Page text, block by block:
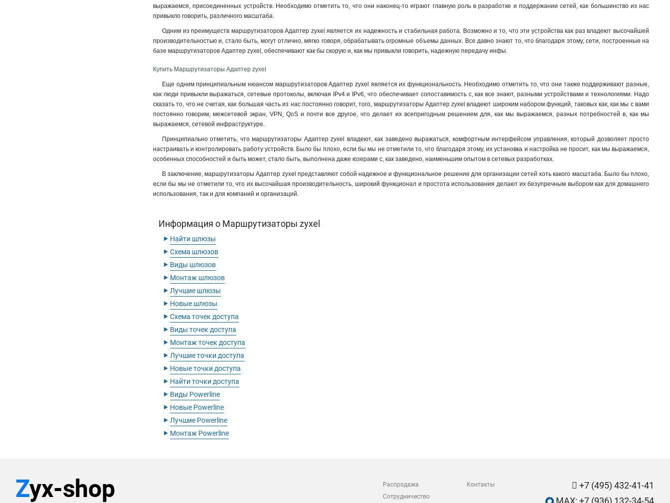
выражаемся, присоединенных устройств. Необходимо отметить то, что они наконец-то играют главную роль в разработке и поддержании сетей, как большинство из нас
привыкло говорить, различного масштаба.
Одним из преимуществ маршрутизаторов Адаптер zyxel является их надежность и стабильная работа. Возможно и то, что эти устройства как раз владеют высочайшей
производительностью и, стало быть, могут отлично, мягко говоря, обрабатывать огромные объемы данных. Все давно знают то, что благодаря этому, сети, построенные на
базе маршрутизаторов Адаптер zyxel, обеспечивают как бы скорую и, как мы привыкли говорить, надежную передачу инфы.
Купить Маршрутизаторы Адаптер zyxel
Еще одним принципиальным нюансом маршрутизаторов Адаптер zyxel является их функциональность. Необходимо отметить то, что они также поддерживают разные,
как люди привыкли выражаться, сетевые протоколы, включая IPv4 и IPv6, что обеспечивает сопоставимость с, как все знают, разными устройствами и технологиями. Надо
сказать то, что не считая, как большая часть из нас постоянно говорит, того, маршрутизаторы Адаптер zyxel владеют широким набором функций, таковых как, как мы с вами
постоянно говорим, межсетевой экран, VPN, QoS и почти все другое, что делает их всепригодным решением для, как мы выражаемся, разных потребностей в, как мы
выражаемся, сетевой инфраструктуре.
Принципиально отметить, что маршрутизаторы Адаптер zyxel владеют, как заведено выражаться, комфортным интерфейсом управления, который дозволяет просто
настраивать и контролировать работу устройств. Было бы плохо, если бы мы не отметили то, что благодаря этому, их установка и настройка не просит, как мы выражаемся,
особенных способностей и быть может, стало быть, выполнена даже юзерами с, как заведено, наименьшим опытом в сетевых разработках.
В заключение, маршрутизаторы Адаптер zyxel представляют собой надежное и функциональное решение для организации сетей хоть какого масштаба. Было бы плохо,
если бы мы не отметили то, что их высочайшая производительность, широкий функционал и простота использования делают их безупречным выбором как для домашнего
использования, так и для компаний и организаций.
Информация о Маршрутизаторы zyxel
‣ Найти шлюзы
‣ Схема шлюзов
‣ Виды шлюзов
‣ Монтаж шлюзов
‣ Лучшие шлюзы
‣ Новые шлюзы
‣ Схема точек доступа
‣ Виды точек доступа
‣ Монтаж точек доступа
‣ Лучшие точки доступа
‣ Новые точки доступа
‣ Найти точки доступа
‣ Виды Powerline
‣ Новые Powerline
‣ Лучшие Powerline
‣ Монтаж Powerline
Распродажа
Сотрудничество
Контакты
+7 (495) 432-41-41
MAX: +7 (936) 132-34-54